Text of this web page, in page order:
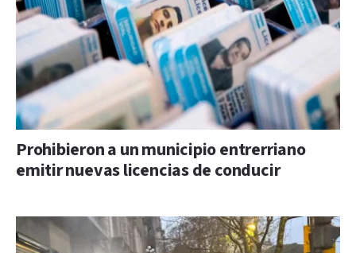
Prohibieron a un municipio entrerriano
emitir nuevas licencias de conducir